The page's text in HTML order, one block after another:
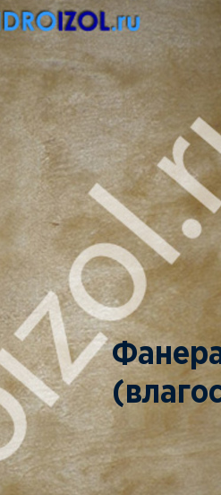
ПОД ЗАКАЗ
ЗАКАЗАТЬ